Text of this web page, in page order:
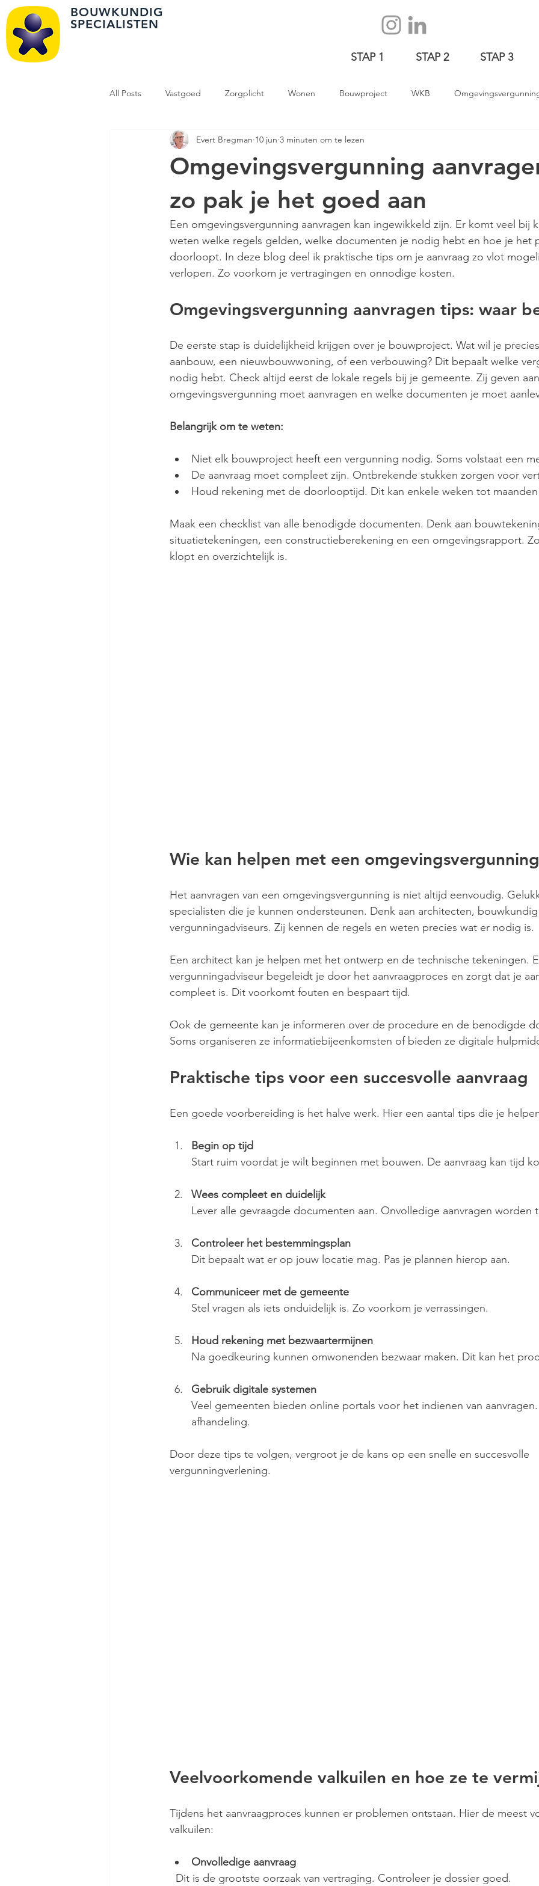
BOUWKUNDIG
SPECIALISTEN
STAP 1 STAP 2 STAP 3
All Posts Vastgoed Zorgplicht Wonen Bouwproject WKB
Omgevingsvergunning Vastgoed
Omgevingsvergunning
zo pak je het goed aan
Evert Bregman 10 jun 3 minuten om te lezen
Een omgevingsvergunning aanvragen kan ingewikkeld zijn. Er komt veel bij
weten welke regels gelden, welke documenten je nodig hebt en hoe je het
doorloopt. In deze blog deel ik praktische tips om je aanvraag zo vlot
verlopen. Zo voorkom je vertragingen en onnodige kosten.
Omgevingsvergunning aanvragen tips: waar
De eerste stap is duidelijkheid krijgen over je bouwproject. Wat wil je
aanbouw, een nieuwbouwwoning, of een verbouwing? Dit bepaalt welke
nodig hebt. Check altijd eerst de lokale regels bij je gemeente. Zij geven
omgevingsvergunning moet aanvragen en welke documenten je moet
Belangrijk om te weten:
Niet elk bouwproject heeft een vergunning nodig. Soms volstaat een
De aanvraag moet compleet zijn. Ontbrekende stukken zorgen voor
Houd rekening met de doorlooptijd. Dit kan enkele weken tot
Maak een checklist van alle benodigde documenten. Denk aan
situatietekeningen, een constructieberekening en een omgevingsrapport.
klopt en overzichtelijk is.
Wie kan helpen met een
Het aanvragen van een omgevingsvergunning is niet altijd eenvoudig.
specialisten die je kunnen ondersteunen. Denk aan architecten,
vergunningadviseurs. Zij kennen de regels en weten precies wat er nodig is.
Een architect kan je helpen met het ontwerp en de technische tekeningen.
vergunningadviseur begeleidt je door het aanvraagproces en zorgt dat je
compleet is. Dit voorkomt fouten en bespaart tijd.
Ook de gemeente kan je informeren over de procedure en de benodigde
Soms organiseren ze informatiebijeenkomsten of bieden ze digitale
Praktische tips voor een succesvolle aanvraag
Een goede voorbereiding is het halve werk. Hier een aantal tips die je
Begin op tijd
Start ruim voordat je wilt beginnen met bouwen. De aanvraag kan tijd
Wees compleet en duidelijk
Lever alle gevraagde documenten aan. Onvolledige aanvragen worden
Controleer het bestemmingsplan
Dit bepaalt wat er op jouw locatie mag. Pas je plannen hierop aan.
Communiceer met de gemeente
Stel vragen als iets onduidelijk is. Zo voorkom je verrassingen.
Houd rekening met bezwaartermijnen
Na goedkeuring kunnen omwonenden bezwaar maken. Dit kan het
Gebruik digitale systemen
Veel gemeenten bieden online portals voor het indienen van
afhandeling.
Door deze tips te volgen, vergroot je de kans op een snelle en succesvolle
vergunningverlening.
Veelvoorkomende valkuilen en hoe ze te
Tijdens het aanvraagproces kunnen er problemen ontstaan. Hier de meest
valkuilen:
Onvolledige aanvraag
  Dit is de grootste oorzaak van vertraging. Controleer je dossier goed.